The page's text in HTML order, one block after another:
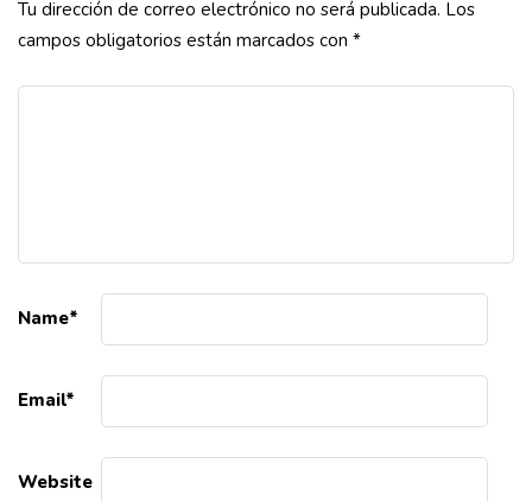
Tu dirección de correo electrónico no será publicada. Los
campos obligatorios están marcados con *
Name*
Email*
Website